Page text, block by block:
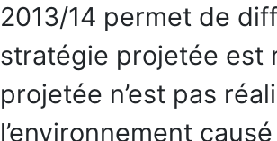
2013/14 permet de
stratégie projetée est
projetée n’est pas
l’environnement